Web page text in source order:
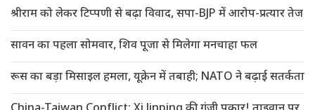
श्रीराम को लेकर टिप्पणी से बढ़ा विवाद, सपा-BJP में आरोप-प्रत्यार तेज
सावन का पहला सोमवार, शिव पूजा से मिलेगा मनचाहा फल
रूस का बड़ा मिसाइल हमला, यूक्रेन में तबाही; NATO ने बढ़ाई सतर्कता